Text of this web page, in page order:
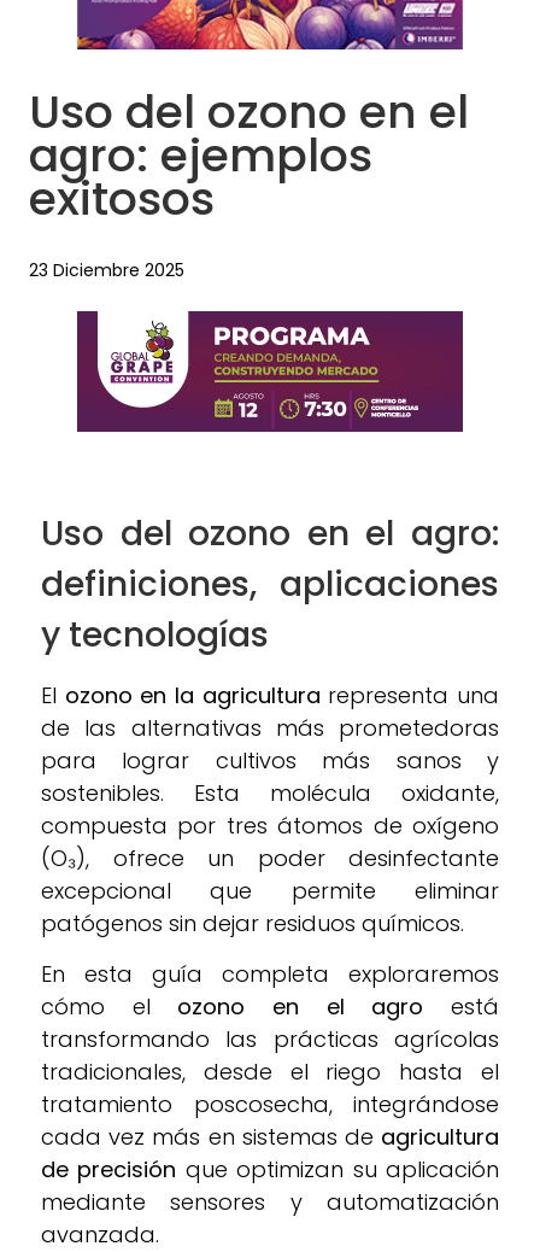
Uso del ozono en el
agro: ejemplos
exitosos
23 Diciembre 2025
Uso del ozono en el agro:
definiciones, aplicaciones
y tecnologías
El ozono en la agricultura representa una
de las alternativas más prometedoras
para lograr cultivos más sanos y
sostenibles. Esta molécula oxidante,
compuesta por tres átomos de oxígeno
(O₃), ofrece un poder desinfectante
excepcional que permite eliminar
patógenos sin dejar residuos químicos.
En esta guía completa exploraremos
cómo el ozono en el agro está
transformando las prácticas agrícolas
tradicionales, desde el riego hasta el
tratamiento poscosecha, integrándose
cada vez más en sistemas de agricultura
de precisión que optimizan su aplicación
mediante sensores y automatización
avanzada.